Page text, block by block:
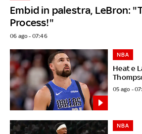
Embid in palestra, LeBron:
Process!"
06 ago - 07:46
Heat e
NBA
05 ago -
NBA